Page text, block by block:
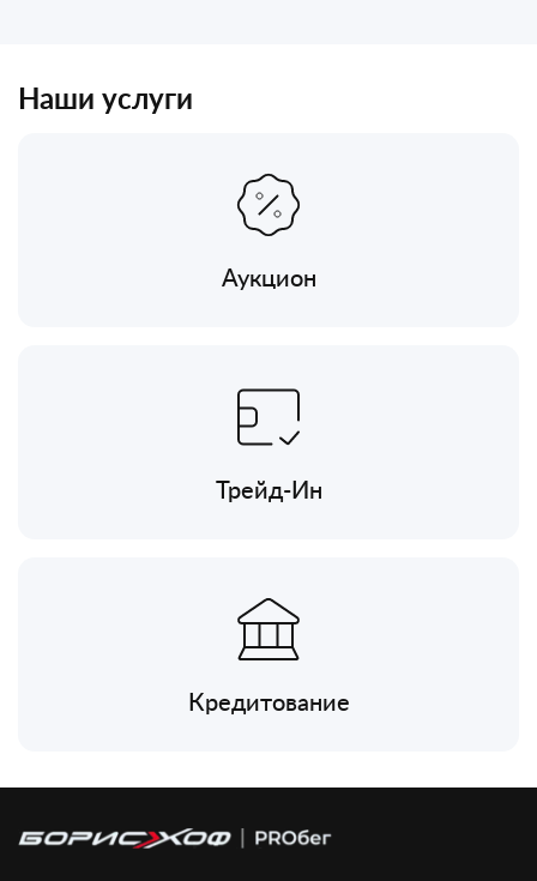
Наши услуги
Аукцион
Трейд-Ин
Кредитование